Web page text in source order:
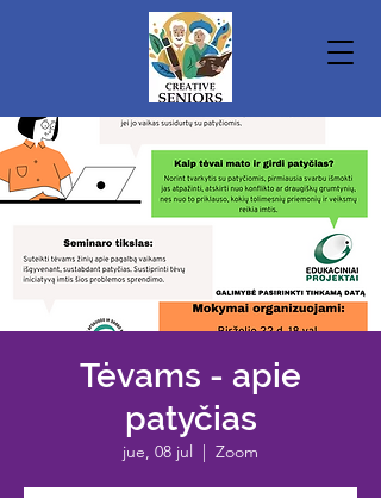
Tėvams - apie
patyčias
jue, 08 jul
  |
Zoom